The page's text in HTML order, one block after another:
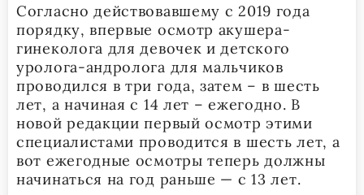
Согласно действовавшему с 2019 года
порядку, впервые осмотр акушера-
гинеколога для девочек и детского
уролога-андролога для мальчиков
проводился в три года, затем – в шесть
лет, а начиная с 14 лет – ежегодно. В
новой редакции первый осмотр этими
специалистами проводится в шесть лет, а
вот ежегодные осмотры теперь должны
начинаться на год раньше — с 13 лет.